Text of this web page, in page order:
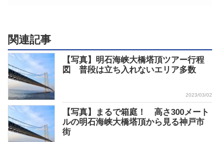
関連記事
【写真】明石海峡大橋塔頂ツアー行程
図 普段は立ち入れないエリア多数
2023/03/02
【写真】まるで箱庭！ 高さ300メート
ルの明石海峡大橋塔頂から見る神戸市
街